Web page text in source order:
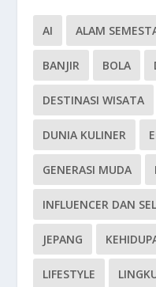
AI ALAM
BANJIR BOLA
DESTINASI WISATA
DUNIA KULINER
GENERASI MUDA
INFLUENCER DAN
JEPANG
LIFESTYLE